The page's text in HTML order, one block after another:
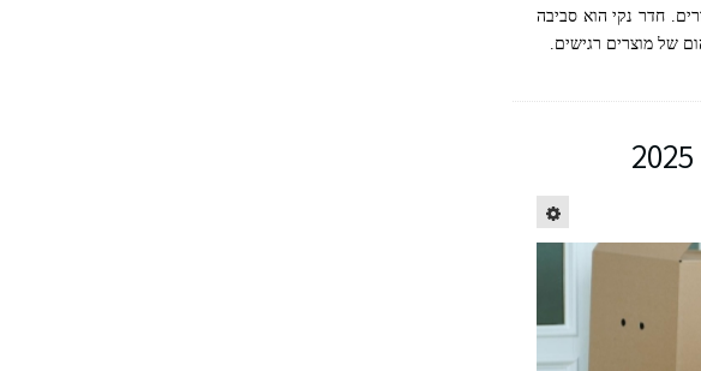
חדר נקי הוא סביבה
של מוצרים רגישים.